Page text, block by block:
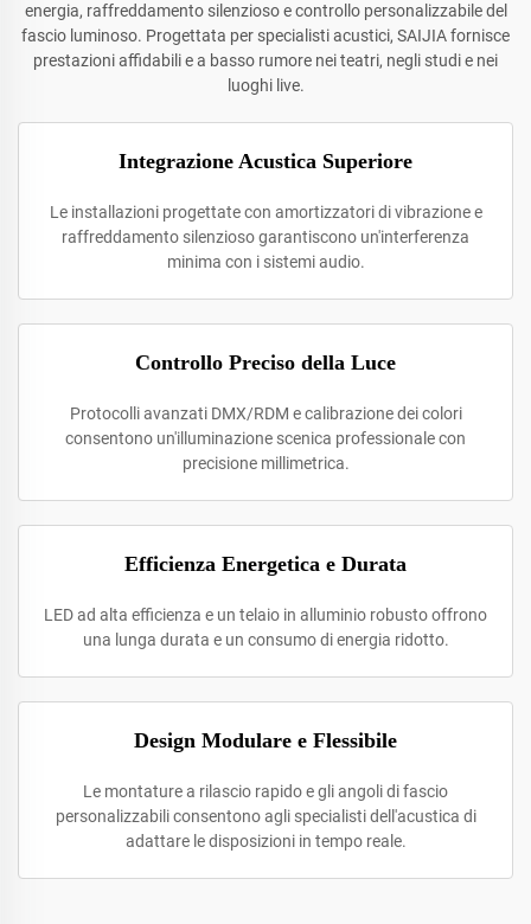
energia, raffreddamento silenzioso e controllo personalizzabile del
fascio luminoso. Progettata per specialisti acustici, SAIJIA fornisce
prestazioni affidabili e a basso rumore nei teatri, negli studi e nei
luoghi live.
Integrazione Acustica Superiore
Le installazioni progettate con amortizzatori di vibrazione e
raffreddamento silenzioso garantiscono un'interferenza
minima con i sistemi audio.
Controllo Preciso della Luce
Protocolli avanzati DMX/RDM e calibrazione dei colori
consentono un'illuminazione scenica professionale con
precisione millimetrica.
Efficienza Energetica e Durata
LED ad alta efficienza e un telaio in alluminio robusto offrono
una lunga durata e un consumo di energia ridotto.
Design Modulare e Flessibile
Le montature a rilascio rapido e gli angoli di fascio
personalizzabili consentono agli specialisti dell'acustica di
adattare le disposizioni in tempo reale.